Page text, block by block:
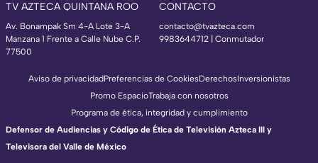
TV AZTECA QUINTANA ROO
Av. Bonampak Sm 4-A Lote 3-A
Manzana 1 Frente a Calle Nube C.P.
77500
CONTACTO
contacto@tvazteca.com
9983644712 | Conmutador
Aviso de privacidadPreferencias de CookiesDerechosInversionistas
Promo EspacioTrabaja con nosotros
Programa de ética, integridad y cumplimiento
Defensor de Audiencias y Código de Ética de Televisión Azteca III y
Televisora del Valle de México